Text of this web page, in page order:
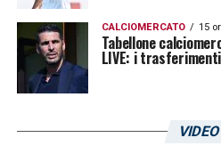
CALCIOMERCATO 15
Tabellone
LIVE: i
VIDEO